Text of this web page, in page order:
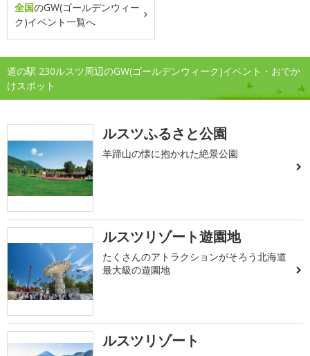
全国のGW(ゴールデンウィー
ク)イベント一覧へ
道の駅 230ルスツ周辺のGW(ゴールデンウィーク)イベント・おでか
けスポット
ルスツふるさと公園
羊蹄山の懐に抱かれた絶景公園
ルスツリゾート遊園地
たくさんのアトラクションがそろう北海道
最大級の遊園地
ルスツリゾート